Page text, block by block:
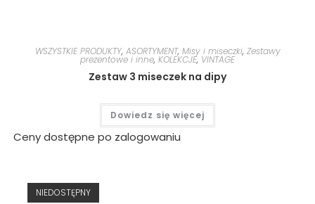
WSZYSTKIE PRODUKTY, ASORTYMENT, Misy i miseczki, Zestawy
prezentowe i inne, KOLEKCJE, VINTAGE
Zestaw 3 miseczek na dipy
Dowiedz się więcej
Ceny dostępne po zalogowaniu
NIEDOSTĘPNY